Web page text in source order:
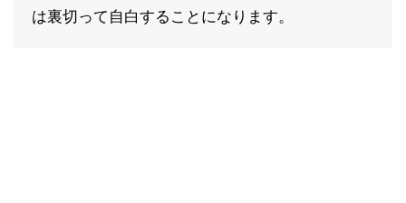
は裏切って自白することになります。